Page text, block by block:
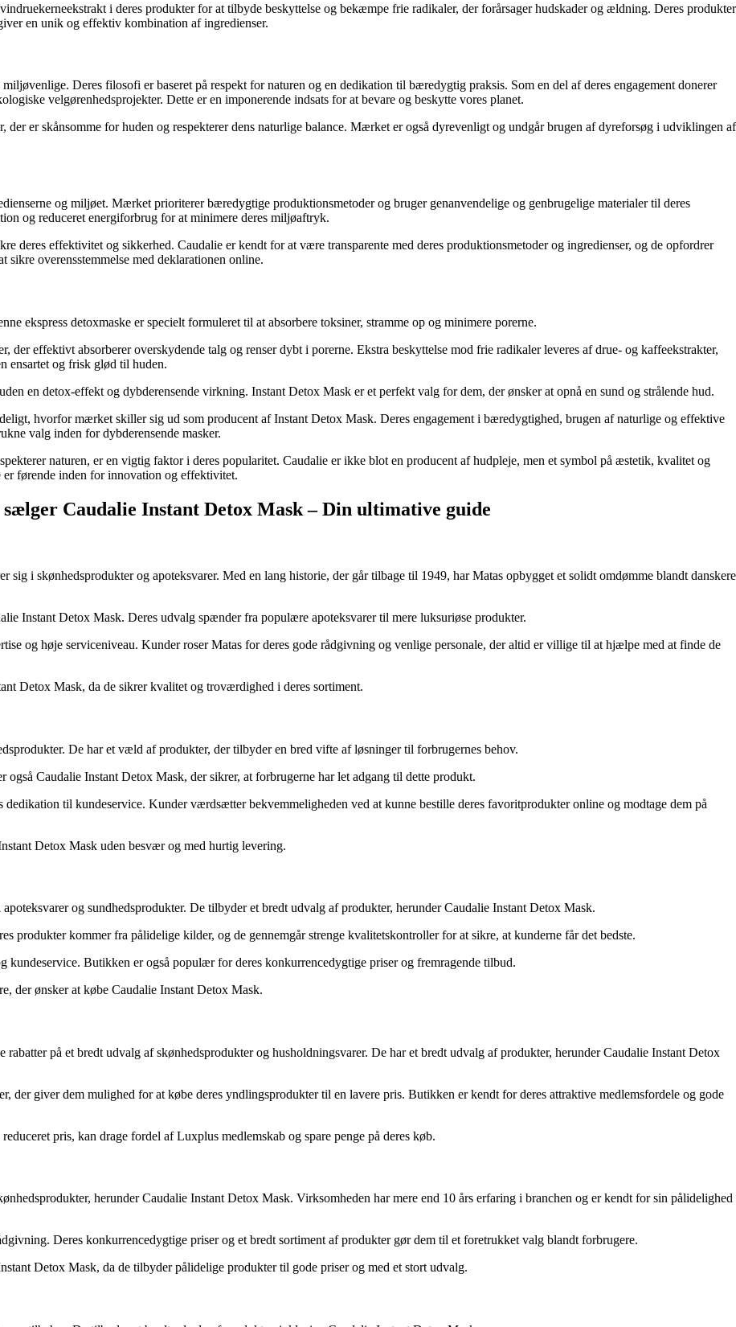
i deres produkter for at tilbyde beskyttelse og bekæmpe frie radikaler, der forårsager hudskader og ældning. Deres produkter
en unik og effektiv kombination af ingredienser.
Deres filosofi er baseret på respekt for naturen og en dedikation til bæredygtig praksis. Som en del af deres engagement donerer
velgørenhedsprojekter. Dette er en imponerende indsats for at bevare og beskytte vores planet.
der er skånsomme for huden og respekterer dens naturlige balance. Mærket er også dyrevenligt og undgår brugen af dyreforsøg i udviklingen af
og miljøet. Mærket prioriterer bæredygtige produktionsmetoder og bruger genanvendelige og genbrugelige materialer til deres
og reduceret energiforbrug for at minimere deres miljøaftryk.
deres effektivitet og sikkerhed. Caudalie er kendt for at være transparente med deres produktionsmetoder og ingredienser, og de opfordrer
overensstemmelse med deklarationen online.
ekspress detoxmaske er specielt formuleret til at absorbere toksiner, stramme op og minimere porerne.
der effektivt absorberer overskydende talg og renser dybt i porerne. Ekstra beskyttelse mod frie radikaler leveres af drue- og kaffeekstrakter,
ensartet og frisk glød til huden.
en detox-effekt og dybderensende virkning. Instant Detox Mask er et perfekt valg for dem, der ønsker at opnå en sund og strålende hud.
hvorfor mærket skiller sig ud som producent af Instant Detox Mask. Deres engagement i bæredygtighed, brugen af naturlige og effektive
valg inden for dybderensende masker.
naturen, er en vigtig faktor i deres popularitet. Caudalie er ikke blot en producent af hudpleje, men et symbol på æstetik, kvalitet og
førende inden for innovation og effektivitet.
Caudalie Instant Detox Mask – Din ultimative guide
sig i skønhedsprodukter og apoteksvarer. Med en lang historie, der går tilbage til 1949, har Matas opbygget et solidt omdømme blandt danskere
Instant Detox Mask. Deres udvalg spænder fra populære apoteksvarer til mere luksuriøse produkter.
og høje serviceniveau. Kunder roser Matas for deres gode rådgivning og venlige personale, der altid er villige til at hjælpe med at finde de
Detox Mask, da de sikrer kvalitet og troværdighed i deres sortiment.
De har et væld af produkter, der tilbyder en bred vifte af løsninger til forbrugernes behov.
Caudalie Instant Detox Mask, der sikrer, at forbrugerne har let adgang til dette produkt.
til kundeservice. Kunder værdsætter bekvemmeligheden ved at kunne bestille deres favoritprodukter online og modtage dem på
Detox Mask uden besvær og med hurtig levering.
og sundhedsprodukter. De tilbyder et bredt udvalg af produkter, herunder Caudalie Instant Detox Mask.
produkter kommer fra pålidelige kilder, og de gennemgår strenge kvalitetskontroller for at sikre, at kunderne får det bedste.
Butikken er også populær for deres konkurrencedygtige priser og fremragende tilbud.
der ønsker at købe Caudalie Instant Detox Mask.
på et bredt udvalg af skønhedsprodukter og husholdningsvarer. De har et bredt udvalg af produkter, herunder Caudalie Instant Detox
der giver dem mulighed for at købe deres yndlingsprodukter til en lavere pris. Butikken er kendt for deres attraktive medlemsfordele og gode
pris, kan drage fordel af Luxplus medlemskab og spare penge på deres køb.
herunder Caudalie Instant Detox Mask. Virksomheden har mere end 10 års erfaring i branchen og er kendt for sin pålidelighed
Deres konkurrencedygtige priser og et bredt sortiment af produkter gør dem til et foretrukket valg blandt forbrugere.
Detox Mask, da de tilbyder pålidelige produkter til gode priser og med et stort udvalg.